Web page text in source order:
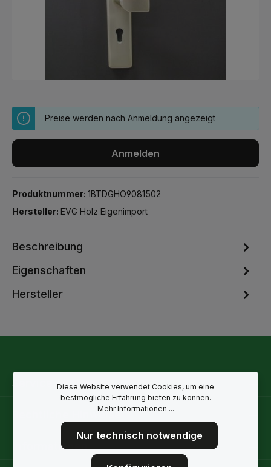
Preise werden nach Anmeldung angezeigt
Anmelden
Produktnummer: 1BTDGHO9081502
Hersteller: EVG Holz Eigenimport
Beschreibung
Eigenschaften
Hersteller
Service-Hotline
Rechtliche Hinweise
Informationen
Diese Website verwendet Cookies, um eine
bestmögliche Erfahrung bieten zu können.
Mehr Informationen ...
Nur technisch notwendige